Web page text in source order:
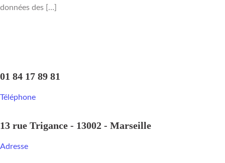
données des […]
01 84 17 89 81
Téléphone
13 rue Trigance - 13002 - Marseille
Adresse